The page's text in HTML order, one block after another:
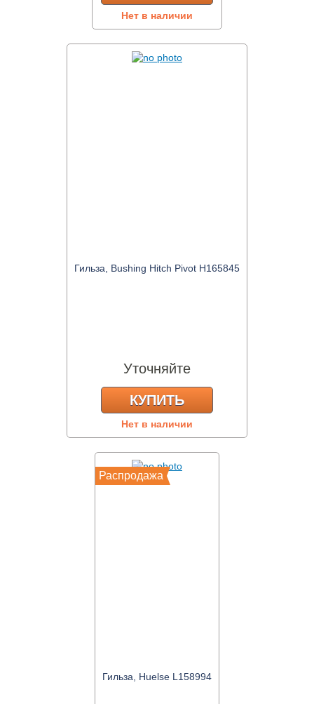
Нет в наличии
Гильза, Bushing Hitch Pivot H165845
Уточняйте
КУПИТЬ
Нет в наличии
Распродажа
Гильза, Huelse L158994